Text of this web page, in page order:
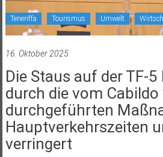
Teneriffa Tourismus Umwelt
16. Oktober 2025
Die Staus auf der TF-
durch die vom
durchgeführten
Hauptverkehrszeiten
verringert